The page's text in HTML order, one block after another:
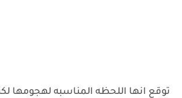
توقع انها اللحظه المناسبه لهجومها